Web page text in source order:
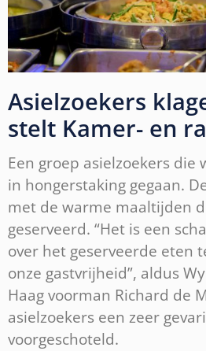
Asielzoekers
stelt Kamer- en
Een groep asielzoekers
in hongerstaking gegaan.
met de warme maaltijden
geserveerd. “Het is een
over het geserveerde eten
onze gastvrijheid”, aldus
Haag voorman Richard de
asielzoekers een zeer
voorgeschoteld.